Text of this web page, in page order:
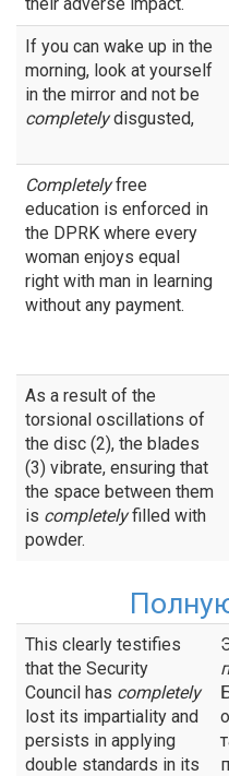
If you can wake up in the
morning, look at yourself
in the mirror and not be
completelydisgusted,
Completelyfree
education is enforced in
the DPRK where every
woman enjoys equal
right with man in learning
without any payment.
As a result of the
torsional oscillations of
the disc (2), the blades
(3) vibrate, ensuring that
the space between them
is completelyfilled with
powder.
This clearly testifies
that the Security
Council has completely
lost its impartiality and
persists in applying
double standards in its